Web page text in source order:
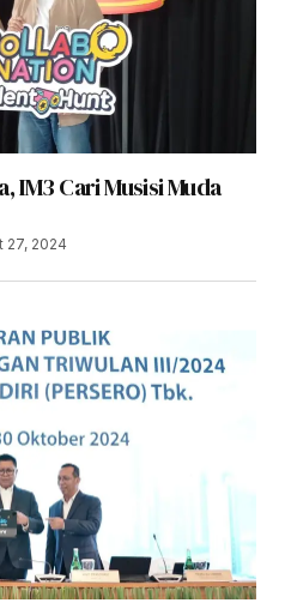
IM3 Cari Musisi Muda
27, 2024